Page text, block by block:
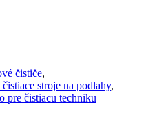
čističe,
stroje na podlahy,
pre čistiacu techniku